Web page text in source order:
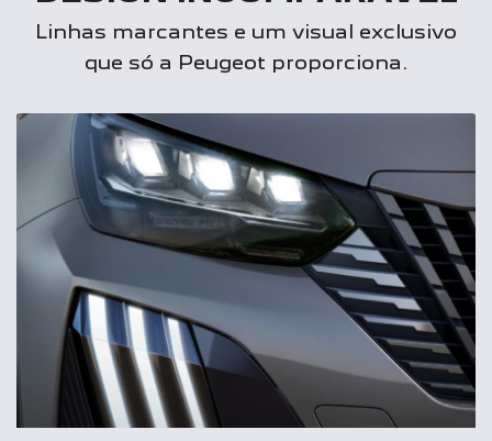
Linhas marcantes e um visual exclusivo
que só a Peugeot proporciona.